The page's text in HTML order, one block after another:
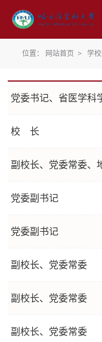
位置： 网站首页 > 学
党委书记、省医学科
校 长
副校长、党委常委、
党委副书记
党委副书记
副校长、党委常委
副校长、党委常委
副校长、党委常委